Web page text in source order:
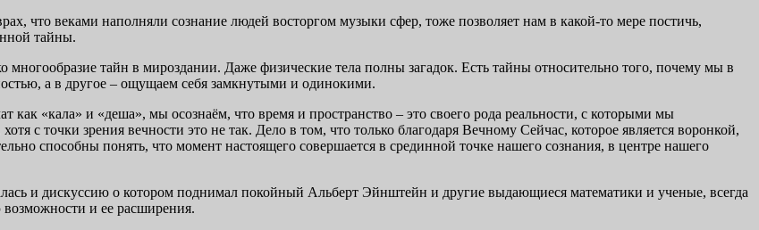
что веками наполняли сознание людей восторгом музыки сфер, тоже позволяет нам в какой-то мере постичь,
тайны.
тайн в мироздании. Даже физические тела полны загадок. Есть тайны относительно того, почему мы в
а в другое – ощущаем себя замкнутыми и одинокими.
как «кала» и «деша», мы осознаём, что время и пространство – это своего рода реальности, с которыми мы
с точки зрения вечности это не так. Дело в том, что только благодаря Вечному Сейчас, которое является воронкой,
способны понять, что момент настоящего совершается в срединной точке нашего сознания, в центре нашего
и дискуссию о котором поднимал покойный Альберт Эйнштейн и другие выдающиеся математики и ученые, всегда
и ее расширения.